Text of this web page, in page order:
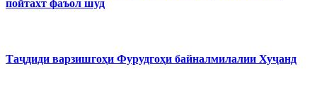
пойтахт фаъол шуд
Таҷдиди варзишгоҳи Фурудгоҳи байналмилалии Хуҷанд